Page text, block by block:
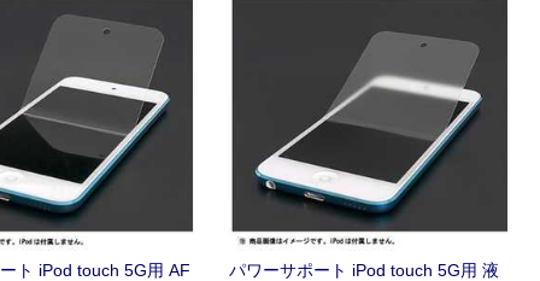
ト iPod touch 5G用 AF
パワーサポート iPod touch 5G用 液